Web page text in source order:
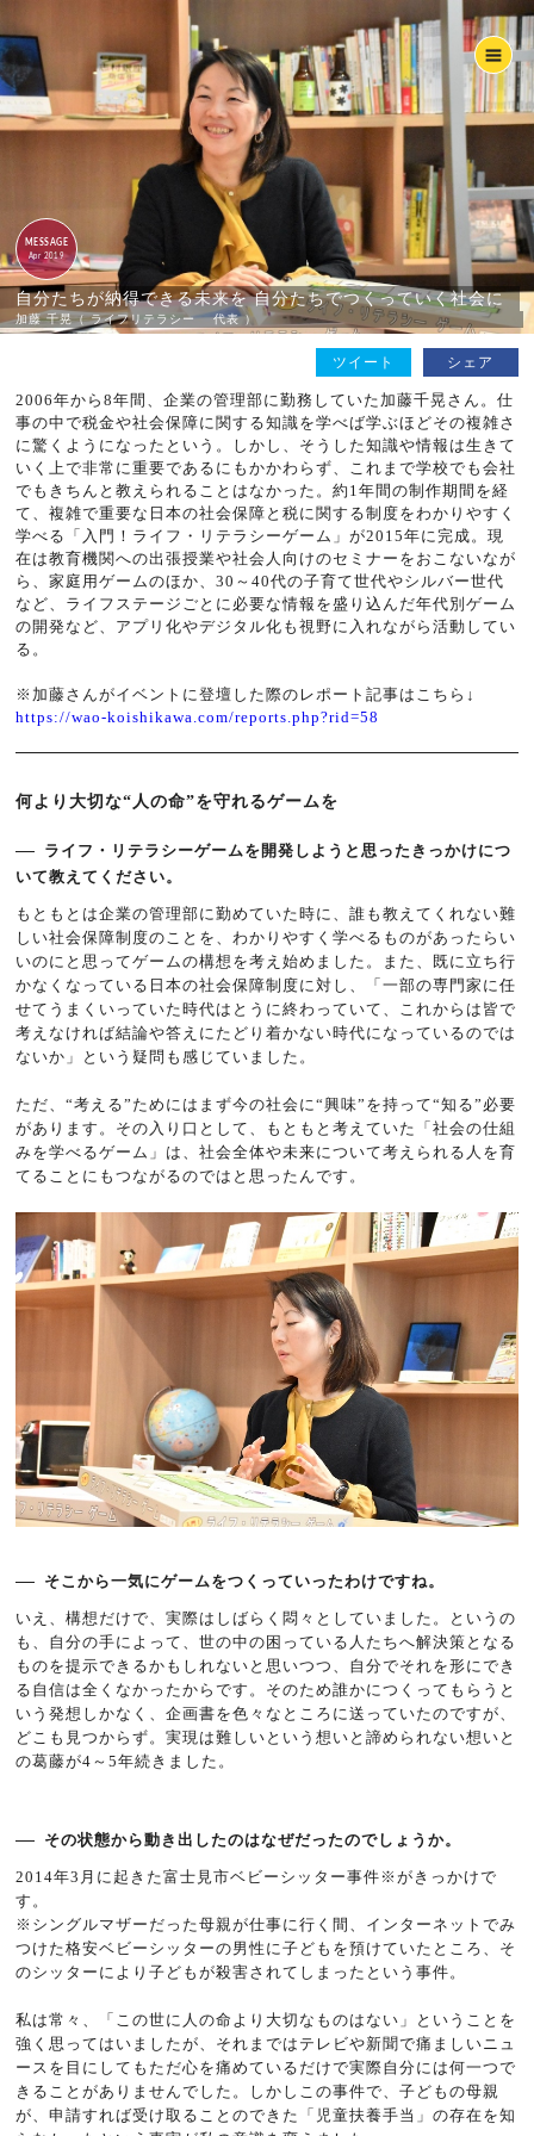
MESSAGE
Apr 2019
自分たちが納得できる未来を 自分たちでつくっていく社会に
加藤 千晃（ ライフリテラシー 代表 ）
ツイート シェア
2006年から8年間、企業の管理部に勤務していた加藤千晃さん。仕
事の中で税金や社会保障に関する知識を学べば学ぶほどその複雑さ
に驚くようになったという。しかし、そうした知識や情報は生きて
いく上で非常に重要であるにもかかわらず、これまで学校でも会社
でもきちんと教えられることはなかった。約1年間の制作期間を経
て、複雑で重要な日本の社会保障と税に関する制度をわかりやすく
学べる「入門！ライフ・リテラシーゲーム」が2015年に完成。現
在は教育機関への出張授業や社会人向けのセミナーをおこないなが
ら、家庭用ゲームのほか、30～40代の子育て世代やシルバー世代
など、ライフステージごとに必要な情報を盛り込んだ年代別ゲーム
の開発など、アプリ化やデジタル化も視野に入れながら活動してい
る。
※加藤さんがイベントに登壇した際のレポート記事はこちら↓
https://wao-koishikawa.com/reports.php?rid=58
何より大切な“人の命”を守れるゲームを
ライフ・リテラシーゲームを開発しようと思ったきっかけにつ
いて教えてください。
もともとは企業の管理部に勤めていた時に、誰も教えてくれない難
しい社会保障制度のことを、わかりやすく学べるものがあったらい
いのにと思ってゲームの構想を考え始めました。また、既に立ち行
かなくなっている日本の社会保障制度に対し、「一部の専門家に任
せてうまくいっていた時代はとうに終わっていて、これからは皆で
考えなければ結論や答えにたどり着かない時代になっているのでは
ないか」という疑問も感じていました。
ただ、“考える”ためにはまず今の社会に“興味”を持って“知る”必要
があります。その入り口として、もともと考えていた「社会の仕組
みを学べるゲーム」は、社会全体や未来について考えられる人を育
てることにもつながるのではと思ったんです。
そこから一気にゲームをつくっていったわけですね。
いえ、構想だけで、実際はしばらく悶々としていました。というの
も、自分の手によって、世の中の困っている人たちへ解決策となる
ものを提示できるかもしれないと思いつつ、自分でそれを形にでき
る自信は全くなかったからです。そのため誰かにつくってもらうと
いう発想しかなく、企画書を色々なところに送っていたのですが、
どこも見つからず。実現は難しいという想いと諦められない想いと
の葛藤が4～5年続きました。
その状態から動き出したのはなぜだったのでしょうか。
2014年3月に起きた富士見市ベビーシッター事件※がきっかけで
す。
※シングルマザーだった母親が仕事に行く間、インターネットでみ
つけた格安ベビーシッターの男性に子どもを預けていたところ、そ
のシッターにより子どもが殺害されてしまったという事件。
私は常々、「この世に人の命より大切なものはない」ということを
強く思ってはいましたが、それまではテレビや新聞で痛ましいニュ
ースを目にしてもただ心を痛めているだけで実際自分には何一つで
きることがありませんでした。しかしこの事件で、子どもの母親
が、申請すれば受け取ることのできた「児童扶養手当」の存在を知